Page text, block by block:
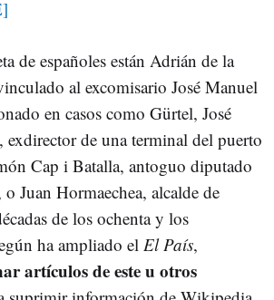
de españoles están Adrián de la
al excomisario José Manuel
en casos como Gürtel, José
exdirector de una terminal del puerto
Cap i Batalla, antoguo diputado
Juan Hormaechea, alcalde de
de los ochenta y los
ha ampliado el El País,
artículos de este u otros